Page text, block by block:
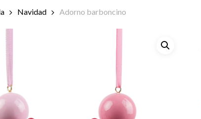
Navidad Adorno barboncino